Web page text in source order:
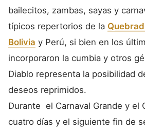
bailecitos, zambas, sayas y
típicos repertorios de la
Bolivia y Perú, si bien en los
incorporaron la cumbia y otros
Diablo representa la posibilidad
deseos reprimidos.
Durante el Carnaval Grande y el
cuatro días y el siguiente fin de